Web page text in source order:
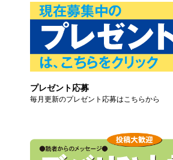
プレゼント応募
毎月更新のプレゼント応募はこちらから